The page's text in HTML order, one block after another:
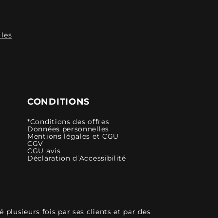
CONDITIONS
*Conditions des offres
Données personnelles
Mentions légales et CGU
CGV
CGU avis
Déclaration d’Accessibilité
plusieurs fois par ses clients et par des